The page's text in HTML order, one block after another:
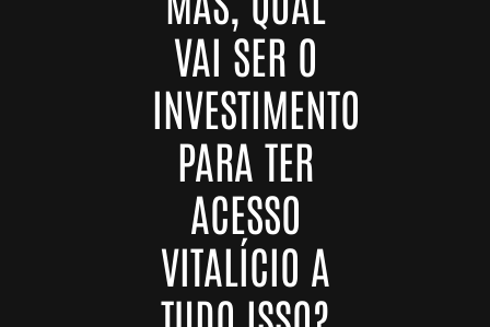
VAI SER O
INVESTIMENTO
PARA TER
ACESSO
VITALÍCIO A